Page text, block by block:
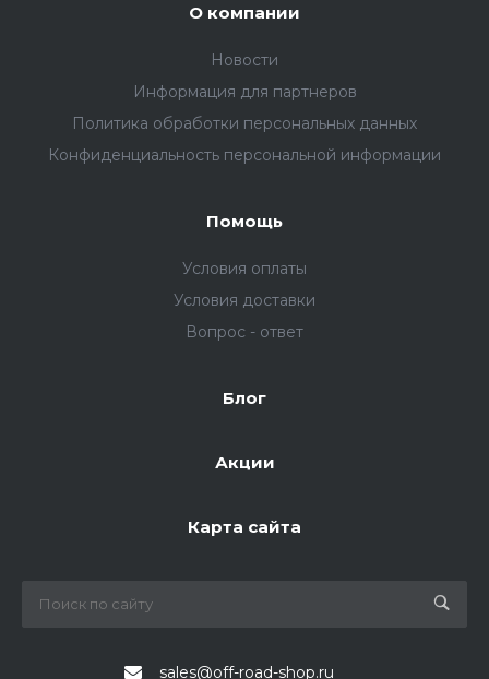
О компании
Новости
Информация для партнеров
Политика обработки персональных данных
Конфиденциальность персональной информации
Помощь
Условия оплаты
Условия доставки
Вопрос - ответ
Блог
Акции
Карта сайта
sales@off-road-shop.ru